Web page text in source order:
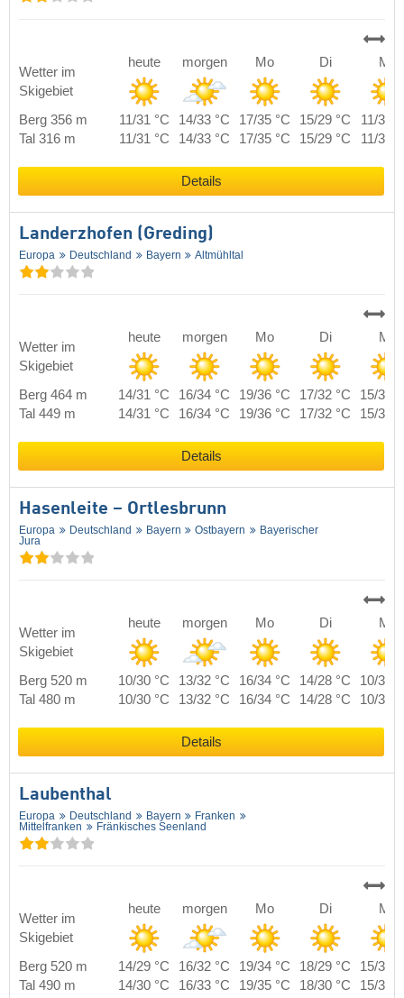
Wetter im
Skigebiet
heute morgen Mo Di Mi
Berg 356 m 11/31 °C 14/33 °C 17/35 °C 15/29 °C
11/31
Tal 316 m
11/31 °C 14/33 °C 17/35 °C 15/29 °C 11/31
Details
Landerzhofen (Greding)
Europa Deutschland Bayern Altmühltal
Wetter im
Skigebiet
heute morgen Mo Di Mi
Berg 464 m 14/31 °C 16/34 °C 19/36 °C 17/32 °C
15/31
Tal 449 m
14/31 °C 16/34 °C 19/36 °C 17/32 °C 15/31
Details
Hasenleite – Ortlesbrunn
Europa Deutschland Bayern Ostbayern
Bayerischer
Jura
Wetter im
Skigebiet
heute morgen Mo Di Mi
Berg 520 m 10/30 °C 13/32 °C 16/34 °C 14/28 °C
10/30
Tal 480 m
10/30 °C 13/32 °C 16/34 °C 14/28 °C 10/30
Details
Laubenthal
Europa Deutschland Bayern
Franken
Mittelfranken
Fränkisches Seenland
Wetter im
Skigebiet
heute morgen Mo Di Mi
Berg 520 m 14/29 °C 16/32 °C 19/34 °C 18/29 °C
15/30
Tal 490 m
14/30 °C 16/33 °C 19/35 °C 18/30 °C 15/31